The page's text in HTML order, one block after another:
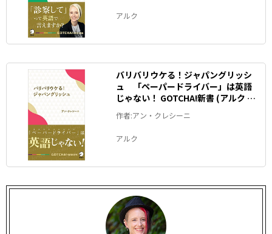
アルク
バリバリウケる！ジャパングリッシ
ュ 「ペーパードライバー」は英語
じゃない！ GOTCHA!新書 (アルク ソ
クデジBOOKS)
作者:アン・クレシーニ
アルク